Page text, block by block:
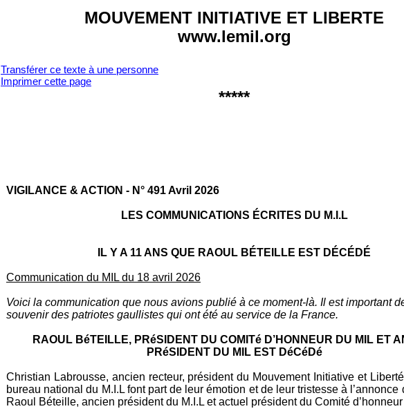
VI­GILANCE & AC­TION - N° 491 Avril 2026
LES COMMUNICATIONS ÉCRITES DU M.I.L
IL Y A 11 ANS QUE RAOUL BÉTEILLE EST DÉCÉDÉ
Communication du MIL du 18 avril 2026
Voici la communication que nous avions publié à ce moment-là. Il est important
souvenir des patriotes gaullistes qui ont été au service de la France.
RAOUL BéTEILLE, PRéSIDENT DU COMITé D’HONNEUR DU MIL ET
PRéSIDENT DU MIL EST DéCéDé
Christian Labrousse, ancien recteur, président du Mouvement Initiative et
bureau national du M.I.L font part de leur émotion et de leur tristesse à l’annonce
Raoul Béteille, ancien président du M.I.L et actuel président du Comité d’honneur
MOUVEMENT INITIATIVE ET LIBERTE
www.lemil.org
Transférer ce texte à une personne
Imprimer cette page
*****